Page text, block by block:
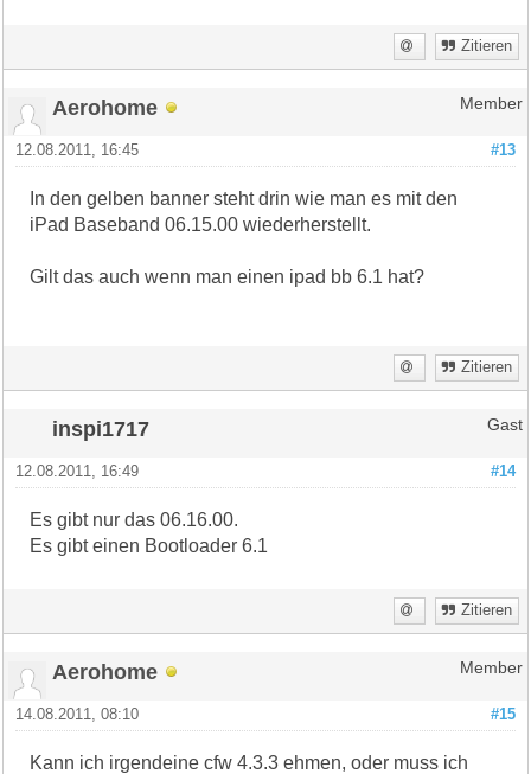
Zitieren
Aerohome Member
#13
12.08.2011, 16:45
In den gelben banner steht drin wie man es mit den
iPad Baseband 06.15.00 wiederherstellt.
Gilt das auch wenn man einen ipad bb 6.1 hat?
Zitieren
inspi1717 Gast
#14
12.08.2011, 16:49
Es gibt nur das 06.16.00.
Es gibt einen Bootloader 6.1
Zitieren
Aerohome Member
#15
14.08.2011, 08:10
Kann ich irgendeine cfw 4.3.3 ehmen, oder muss ich